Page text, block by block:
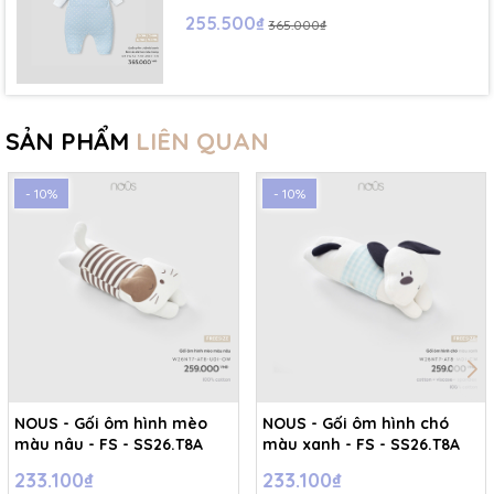
255.500₫ 365.000₫
SẢN PHẨM LIÊN QUAN
- 10%
NOUS - Gối ôm hình mèo
màu nâu - FS - SS26.T8A
233.100₫
- 10%
NOUS - Gối ôm hình chó
màu xanh - FS - SS26.T8A
233.100₫